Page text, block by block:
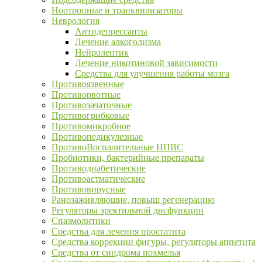
Ноотропные и транквилизаторы
Неврология
Антидепрессанты
Лечение алкоголизма
Нейролептик
Лечение никотиновой зависимости
Средства для улучшения работы мозга
Противоязвенные
Противорвотные
Противозачаточные
Противогрибковые
Противомикробное
Противопедикулезные
ПротивоВоспалительные НПВС
Пробиотики, бактерийные препараты
Противодиабетические
Противоастматические
Противовирусные
Ранозаживляющие, повыш регенерацию
Регуляторы эректильной дисфункции
Спазмолитики
Средства для лечения простатита
Средства коррекции фигуры, регуляторы аппетита
Средства от синдрома похмелья